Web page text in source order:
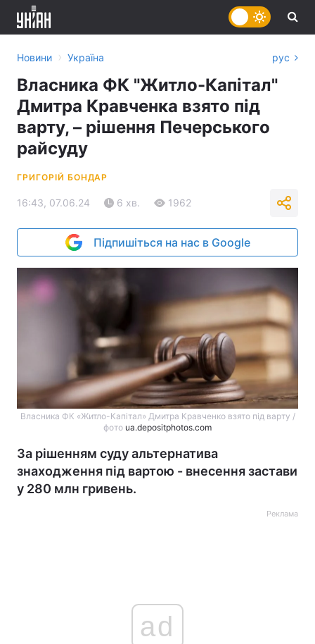
Новини › Україна рус
Власника ФК "Житло-Капітал"
Дмитра Кравченка взято під
варту, – рішення Печерського
райсуду
ГРИГОРІЙ БОНДАР
16:43, 07.06.24 6 хв. 1962
Підпишіться на нас в Google
Власника ФК «Житло-Капітал» Дмитра Кравченко взято під варту /
фото ua.depositphotos.com
За рішенням суду альтернатива
знаходження під вартою - внесення застави
у 280 млн гривень.
Реклама
ad